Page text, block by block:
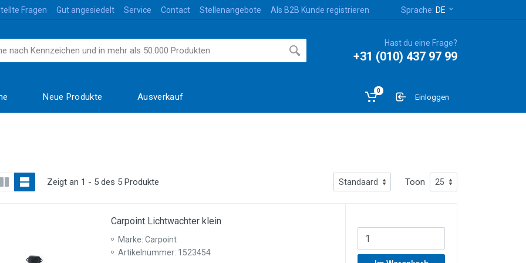
Fragen Gut angesiedelt Service Contact Stellenangebote Als B2B Kunde registrieren Sprache: DE
Hast du eine Frage?
+31 (010) 437 97 99
Neue Produkte Ausverkauf
0
Einloggen
Zeigt an 1 - 5 des 5 Produkte Toon
Carpoint Lichtwachter klein
Marke: Carpoint
Artikelnummer: 1523454